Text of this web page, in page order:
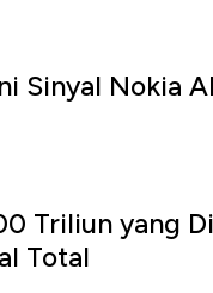
Sinyal Nokia
Triliun yang
Total